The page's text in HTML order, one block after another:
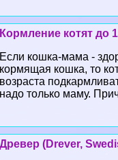
Кормление котят до
Если кошка-мама -
кормящая кошка, то
возраста
надо только маму.
Древер (Drever,